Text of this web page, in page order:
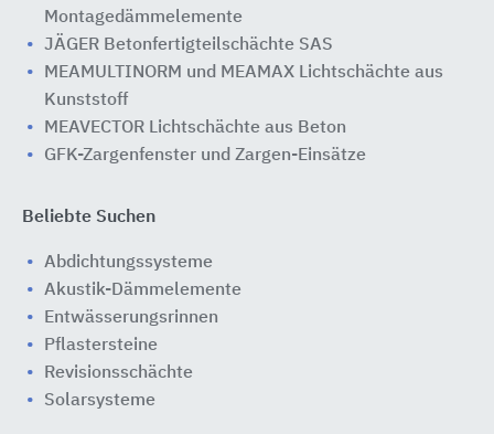
Montagedämmelemente
JÄGER Betonfertigteilschächte SAS
MEAMULTINORM und MEAMAX Lichtschächte aus
Kunststoff
MEAVECTOR Lichtschächte aus Beton
GFK-Zargenfenster und Zargen-Einsätze
Beliebte Suchen
Abdichtungssysteme
Akustik-Dämmelemente
Entwässerungsrinnen
Pflastersteine
Revisionsschächte
Solarsysteme